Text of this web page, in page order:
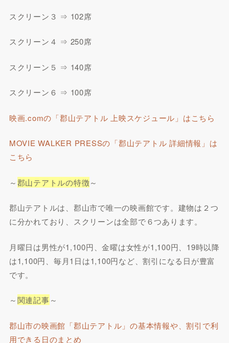
スクリーン３ ⇒ 102席
スクリーン４ ⇒ 250席
スクリーン５ ⇒ 140席
スクリーン６ ⇒ 100席
映画.comの「郡山テアトル 上映スケジュール」はこちら
MOVIE WALKER PRESSの「郡山テアトル 詳細情報」は
こちら
～郡山テアトルの特徴～
郡山テアトルは、郡山市で唯一の映画館です。建物は２つ
に分かれており、スクリーンは全部で６つあります。
月曜日は男性が1,100円、金曜は女性が1,100円、19時以降
は1,100円、毎月1日は1,100円など、割引になる日が豊富
です。
～関連記事～
郡山市の映画館「郡山テアトル」の基本情報や、割引で利
用できる日のまとめ